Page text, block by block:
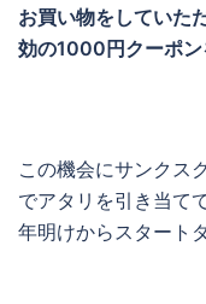
お買い物をしていた
効の1000円クーポン
この機会にサンクス
でアタリを引き当てて
年明けからスタート